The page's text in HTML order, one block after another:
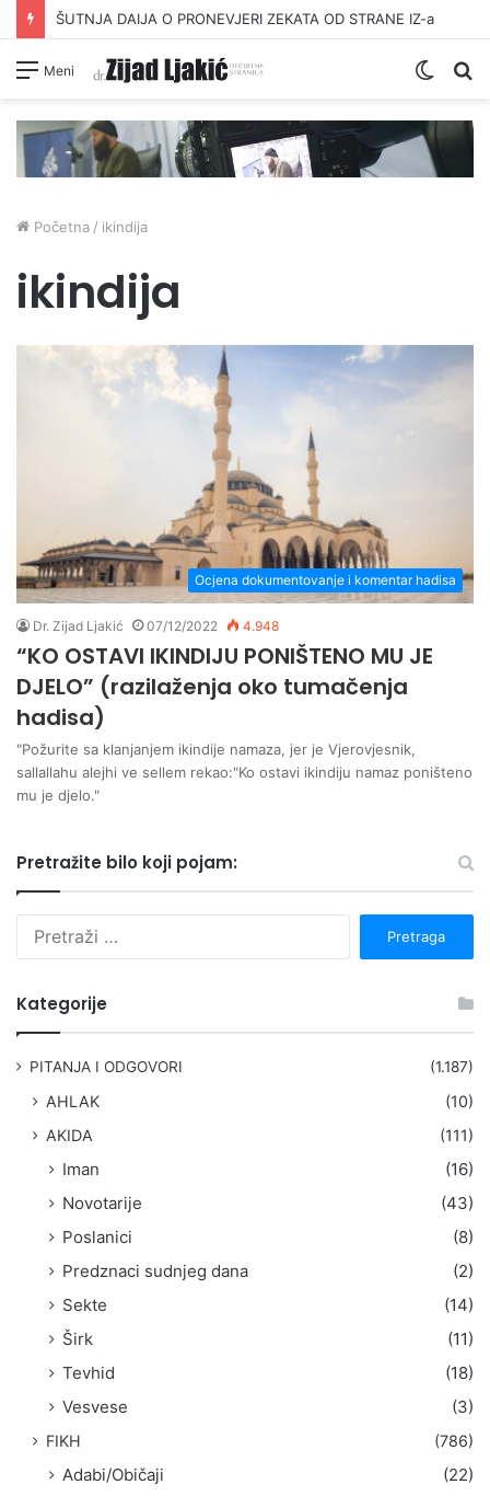
ŠUTNJA DAIJA O PRONEVJERI ZEKATA OD STRANE IZ-a
Meni
Switch
Početna / ikindija
ikindija
Ocjena dokumentovanje i komentar hadisa
Dr. Zijad Ljakić 07/12/2022 4.948
“KO OSTAVI IKINDIJU PONIŠTENO MU JE
DJELO” (razilaženja oko tumačenja
hadisa)
"Požurite sa klanjanjem ikindije namaza, jer je Vjerovjesnik,
sallallahu alejhi ve sellem rekao:"Ko ostavi ikindiju namaz poništeno
mu je djelo."
Pretražite bilo koji pojam:
Kategorije
PITANJA I ODGOVORI (1.187)
AHLAK
(10)
AKIDA
(111)
Iman
(16)
Novotarije
(43)
Poslanici
(8)
Predznaci sudnjeg dana
(2)
Sekte
(14)
Širk
(11)
Tevhid
(18)
Vesvese
(3)
FIKH (786)
Adabi/Običaji
(22)